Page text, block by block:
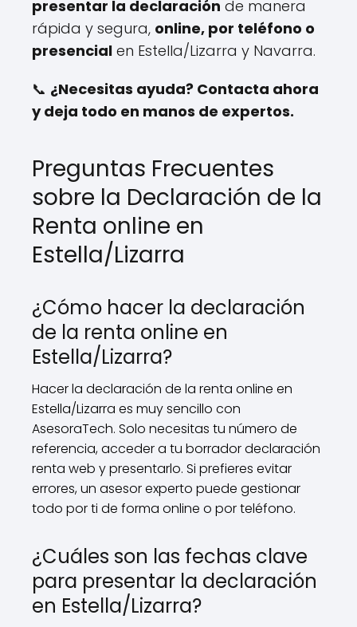
presentar la declaración de manera
rápida y segura, online, por teléfono o
presencial en Estella/Lizarra y Navarra.
📞 ¿Necesitas ayuda? Contacta ahora
y deja todo en manos de expertos.
Preguntas Frecuentes
sobre la Declaración de la
Renta online en
Estella/Lizarra
¿Cómo hacer la declaración
de la renta online en
Estella/Lizarra?
Hacer la declaración de la renta online en
Estella/Lizarra es muy sencillo con
AsesoraTech. Solo necesitas tu número de
referencia, acceder a tu borrador declaración
renta web y presentarlo. Si prefieres evitar
errores, un asesor experto puede gestionar
todo por ti de forma online o por teléfono.
¿Cuáles son las fechas clave
para presentar la declaración
en Estella/Lizarra?